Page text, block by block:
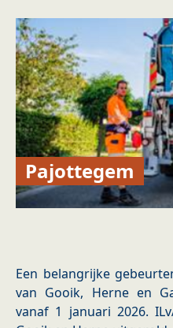
Pajottegem
Een belangrijke
van Gooik, Herne en
vanaf 1 januari 2026.